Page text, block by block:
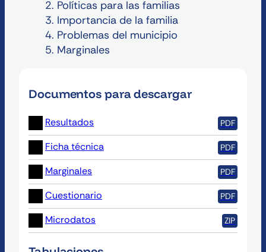
Políticas para las familias
Importancia de la familia
Problemas del municipio
Marginales
Documentos para descargar
Resultados PDF
(se abre en pestaña nueva)
Ficha técnica
PDF
(se abre en pestaña nueva)
Marginales
PDF
(se abre en pestaña nueva)
Cuestionario
PDF
(se abre en pestaña nueva)
Microdatos
ZIP
(se abre en pestaña nueva)